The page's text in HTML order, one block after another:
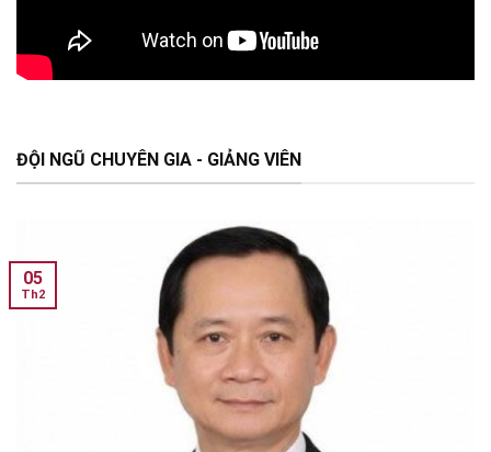
ĐỘI NGŨ CHUYÊN GIA - GIẢNG VIÊN
05
Th2